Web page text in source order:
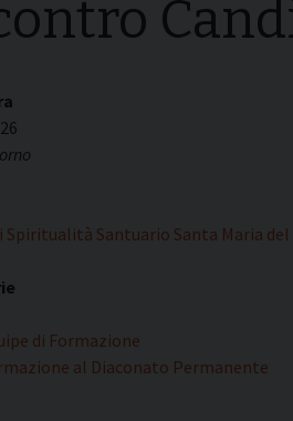
Può esserlo un uomo
sposato?
I passi
Spiritualità Santuario Santa Maria
di Formazione
al Diaconato Permanente